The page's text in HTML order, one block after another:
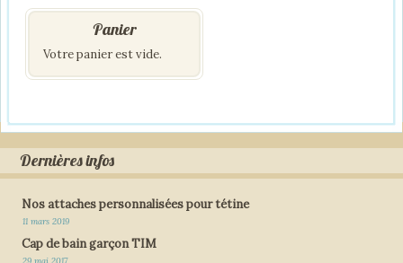
Panier
Votre panier est vide.
Dernières infos
Nos attaches personnalisées pour tétine
11 mars 2019
Cap de bain garçon TIM